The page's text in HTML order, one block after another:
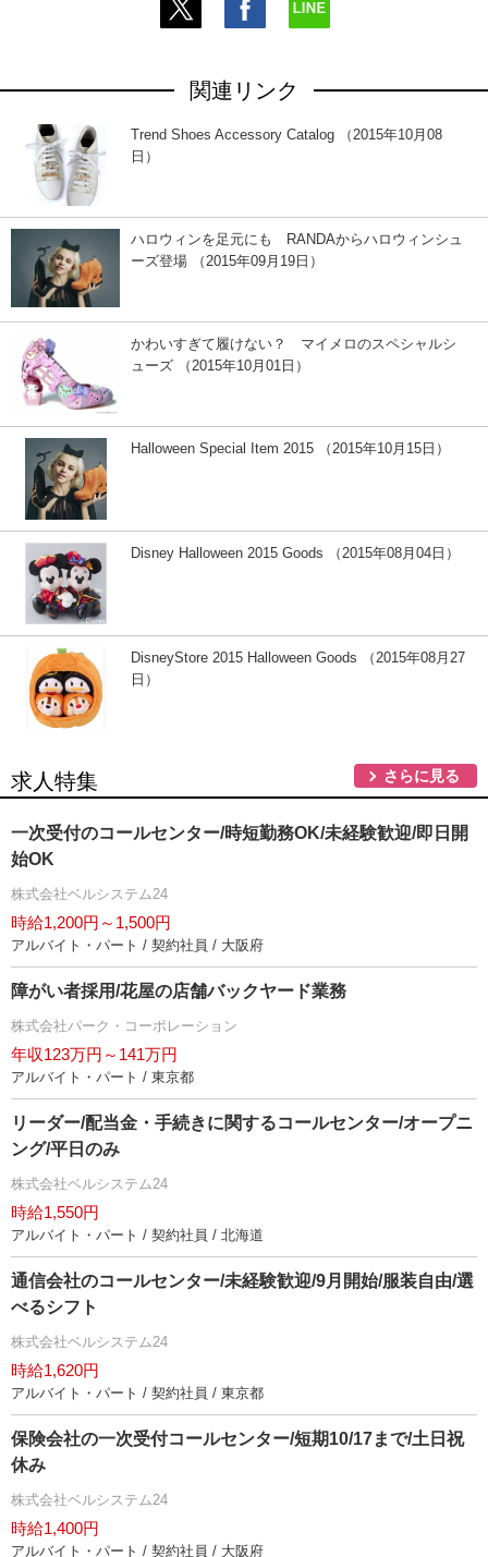
関連リンク
Trend Shoes Accessory Catalog （2015年10月08
日）
ハロウィンを足元にも RANDAからハロウィンシュ
ーズ登場 （2015年09月19日）
かわいすぎて履けない？ マイメロのスペシャルシ
ューズ （2015年10月01日）
Halloween Special Item 2015 （2015年10月15日）
Disney Halloween 2015 Goods （2015年08月04日）
DisneyStore 2015 Halloween Goods （2015年08月27
日）
求人特集 さらに見る
一次受付のコールセンター/時短勤務OK/未経験歓迎/即日開
始OK
株式会社ベルシステム24
時給1,200円～1,500円
アルバイト・パート / 契約社員 / 大阪府
障がい者採用/花屋の店舗バックヤード業務
株式会社パーク・コーポレーション
年収123万円～141万円
アルバイト・パート / 東京都
リーダー/配当金・手続きに関するコールセンター/オープニ
ング/平日のみ
株式会社ベルシステム24
時給1,550円
アルバイト・パート / 契約社員 / 北海道
通信会社のコールセンター/未経験歓迎/9月開始/服装自由/選
べるシフト
株式会社ベルシステム24
時給1,620円
アルバイト・パート / 契約社員 / 東京都
保険会社の一次受付コールセンター/短期10/17まで/土日祝
休み
株式会社ベルシステム24
時給1,400円
アルバイト・パート / 契約社員 / 大阪府